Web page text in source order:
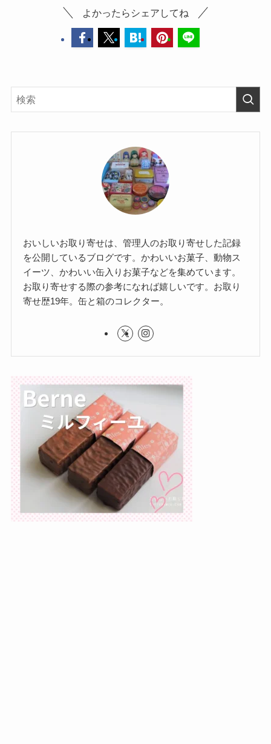
よかったらシェアしてね
おいしいお取り寄せは、管理人のお取り寄せした記録
を公開しているブログです。かわいいお菓子、動物ス
イーツ、かわいい缶入りお菓子などを集めています。
お取り寄せする際の参考になれば嬉しいです。お取り
寄せ歴19年。缶と箱のコレクター。